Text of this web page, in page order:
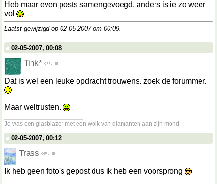
Heb maar even posts samengevoegd, anders is ie zo weer
vol
Laatst gewijzigd op 02-05-2007 om 00:09.
02-05-2007, 00:08
Tink*
Dat is wel een leuke opdracht trouwens, zoek de forummer.
Maar weltrusten.
Je was een glasblazer met een wolk van diamanten aan zijn mond
02-05-2007, 00:12
Trass
Ik heb geen foto's gepost dus ik heb een voorsprong